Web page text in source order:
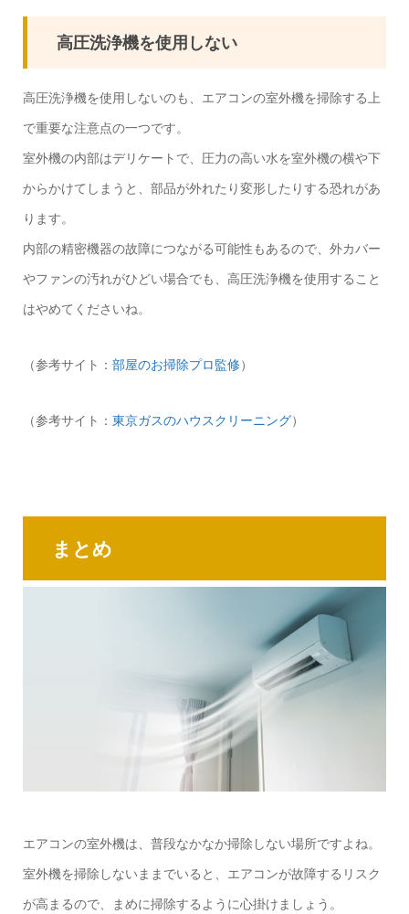
高圧洗浄機を使用しない
高圧洗浄機を使用しないのも、エアコンの室外機を掃除する上
で重要な注意点の一つです。
室外機の内部はデリケートで、圧力の高い水を室外機の横や下
からかけてしまうと、部品が外れたり変形したりする恐れがあ
ります。
内部の精密機器の故障につながる可能性もあるので、外カバー
やファンの汚れがひどい場合でも、高圧洗浄機を使用すること
はやめてくださいね。
（参考サイト： 部屋のお掃除プロ監修）
（参考サイト： 東京ガスのハウスクリーニング）
まとめ
エアコンの室外機は、普段なかなか掃除しない場所ですよね。
室外機を掃除しないままでいると、エアコンが故障するリスク
が高まるので、まめに掃除するように心掛けましょう。